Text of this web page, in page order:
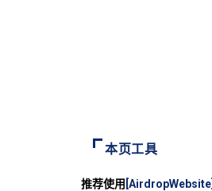
本页工具
推荐使用 [AirdropWebsite]